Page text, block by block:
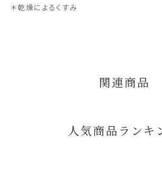
＊乾燥によるくすみ
関連商品
人気商品ランキ